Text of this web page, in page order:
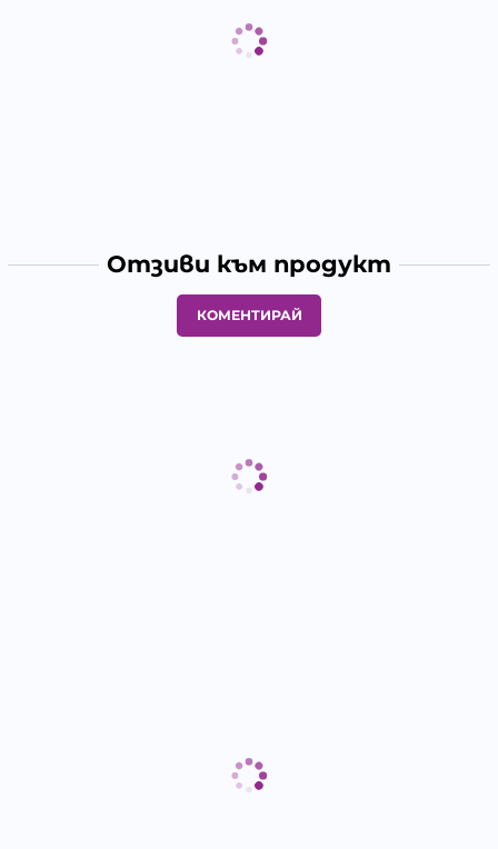
Отзиви към продукт
КОМЕНТИРАЙ